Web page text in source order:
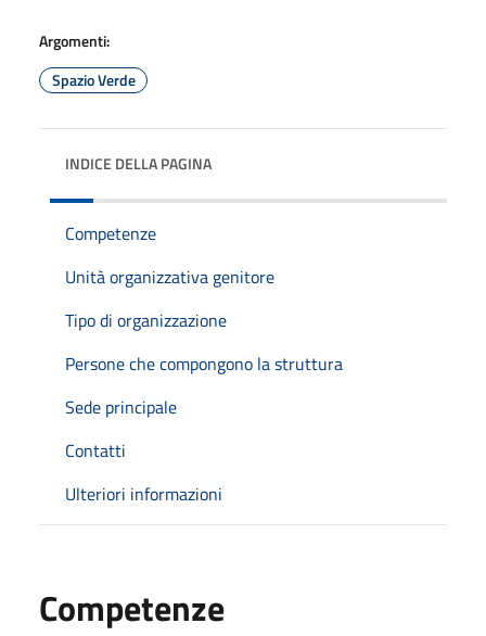
Argomenti:
Spazio Verde
INDICE DELLA PAGINA
Competenze
Unità organizzativa genitore
Tipo di organizzazione
Persone che compongono la struttura
Sede principale
Contatti
Ulteriori informazioni
Competenze